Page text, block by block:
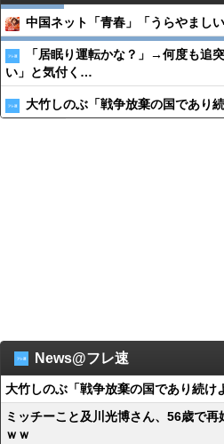
中国ネット「青春」「うらやまし
「居眠り運転かな？」→何度も追
い」と気付く…
大竹しのぶ「戦争放棄の国であり
News@フレ速
大竹しのぶ「戦争放棄の国であり続
ミッチーこと及川光博さん、56歳で
ｗｗ